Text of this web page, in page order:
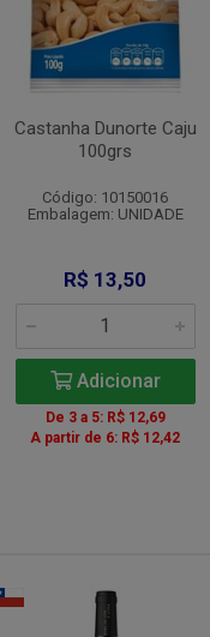
Castanha Dunorte Caju
100grs
Código: 10150016
Embalagem: UNIDADE
R$ 13,50
Adicionar
De 3 a 5: R$ 12,69
A partir de 6: R$ 12,42